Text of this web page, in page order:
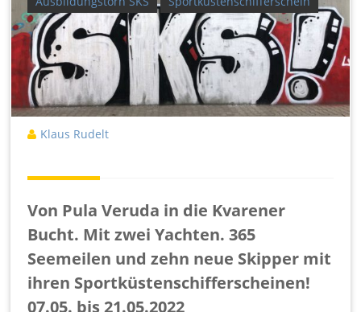
Klaus Rudelt
Von Pula Veruda in die Kvarener
Bucht. Mit zwei Yachten. 365
Seemeilen und zehn neue Skipper mit
ihren Sportküstenschifferscheinen!
07.05. bis 21.05.2022